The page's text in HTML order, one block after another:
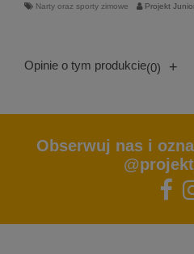
Narty oraz sporty zimowe Projekt
Opinie o tym produkcie(0) +
Obserwuj nas i